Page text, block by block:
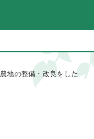
農地の整備・改良をした